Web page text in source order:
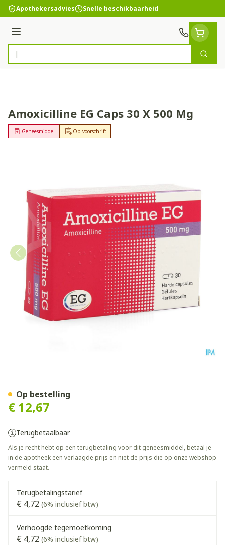
Ga naar de inhoud
Apothekersadvies Snelle beschikbaarheid
Menu
Product, merk, categorie...
Zoek
Amoxicilline EG Caps 30 X 500 Mg
Op voorschrift
Geneesmiddel
€ 12,67
Terugbetaalbaar
Als je recht hebt op een terugbetaling voor dit geneesmiddel, betaal je
in de apotheek een verlaagde prijs en niet de prijs die op onze webshop
vermeld staat.
Terugbetalingstarief
€ 4,72 (6% inclusief btw)
Verhoogde tegemoetkoming
€ 4,72 (6% inclusief btw)
Op bestelling